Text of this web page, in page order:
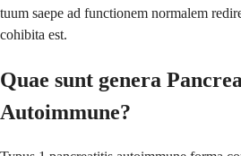
tuum saepe ad functionem normalem
cohibita est.
Quae sunt genera
Autoimmune?